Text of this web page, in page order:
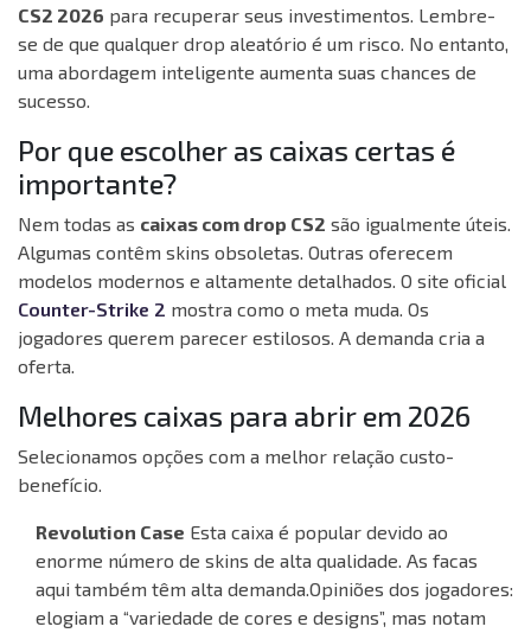
CS2 2026 para recuperar seus investimentos. Lembre-
se de que qualquer drop aleatório é um risco. No entanto,
uma abordagem inteligente aumenta suas chances de
sucesso.
Por que escolher as caixas certas é
importante?
Nem todas as caixas com drop CS2 são igualmente úteis.
Algumas contêm skins obsoletas. Outras oferecem
modelos modernos e altamente detalhados. O site oficial
Counter-Strike 2 mostra como o meta muda. Os
jogadores querem parecer estilosos. A demanda cria a
oferta.
Melhores caixas para abrir em 2026
Selecionamos opções com a melhor relação custo-
benefício.
Revolution Case Esta caixa é popular devido ao
enorme número de skins de alta qualidade. As facas
aqui também têm alta demanda.Opiniões dos jogadores:
elogiam a “variedade de cores e designs”, mas notam